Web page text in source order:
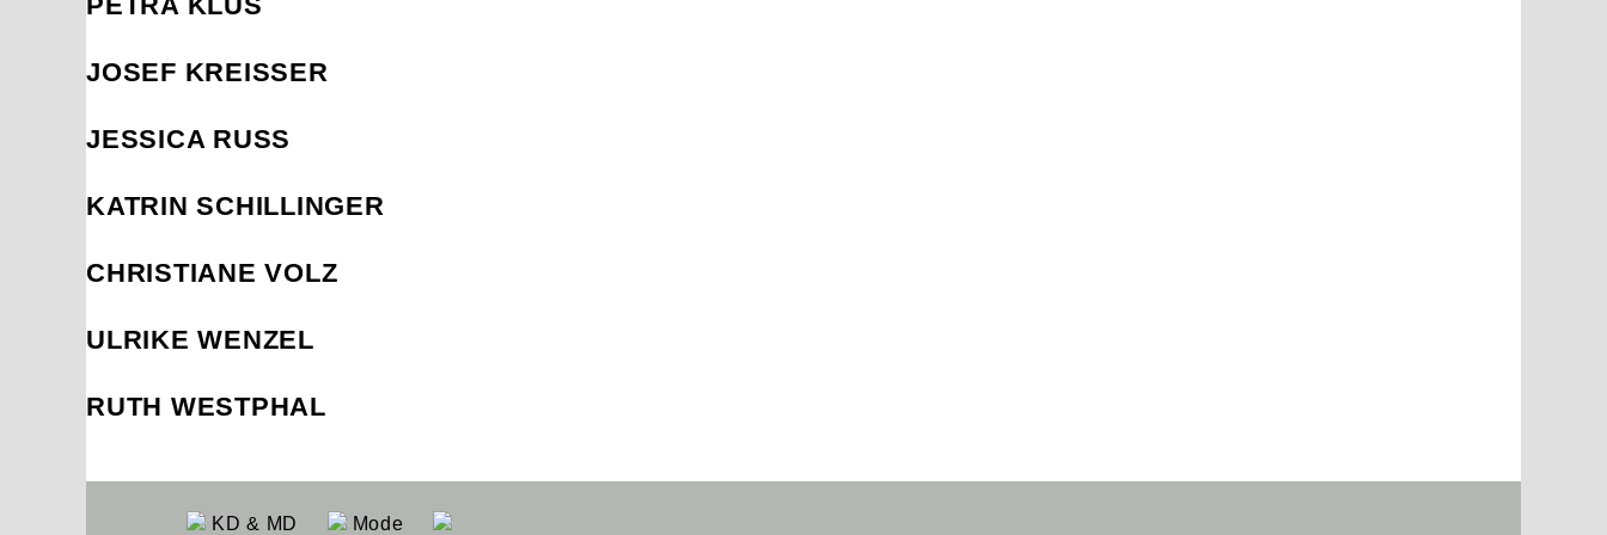
JOSEF KREISSER
JESSICA RUSS
KATRIN SCHILLINGER
CHRISTIANE VOLZ
ULRIKE WENZEL
RUTH WESTPHAL
KD & MD Mode